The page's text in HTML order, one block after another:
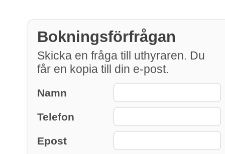
Bokningsförfrågan
Skicka en fråga till uthyraren. Du
får en kopia till din e-post.
Namn
Telefon
Epost